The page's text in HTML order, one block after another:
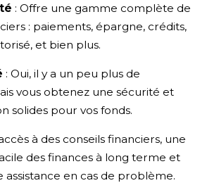
: Offre une gamme complète de
: paiements, épargne, crédits,
et bien plus.
: Oui, il y a un peu plus de
vous obtenez une sécurité et
solides pour vos fonds.
à des conseils financiers, une
des finances à long terme et
assistance en cas de problème.